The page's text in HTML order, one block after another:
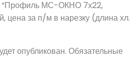
МС-ОКНО 7х22,
цена за п/м в нарезку (длина хл.
опубликован. Обязательные